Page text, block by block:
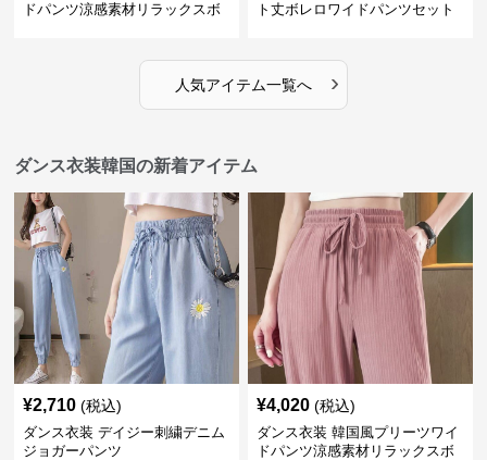
ドパンツ涼感素材リラックスボ
ト丈ボレロワイドパンツセット
人気アイテム一覧へ ›
ダンス衣装韓国の新着アイテム
¥2,710 (税込)
ダンス衣装 デイジー刺繍デニム
ジョガーパンツ
¥4,020 (税込)
ダンス衣装 韓国風プリーツワイ
ドパンツ涼感素材リラックスボ